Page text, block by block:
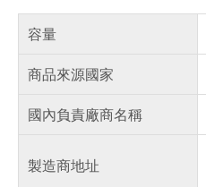
容量
商品來源國家
國內負責廠商名稱
製造商地址